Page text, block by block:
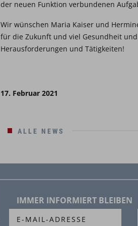
der neuen Funktion verbundenen
Wir wünschen Maria Kaiser und
für die Zukunft und viel Gesundheit
Herausforderungen und Tätigkeiten!
17. Februar 2021
ALLE NEWS
IMMER INFORMIERT BLEIBEN